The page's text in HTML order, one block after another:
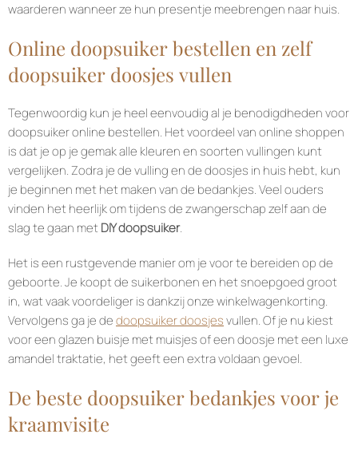
waarderen wanneer ze hun presentje meebrengen naar huis.
Online doopsuiker bestellen en zelf
doopsuiker doosjes vullen
Tegenwoordig kun je heel eenvoudig al je benodigdheden voor
doopsuiker online bestellen. Het voordeel van online shoppen
is dat je op je gemak alle kleuren en soorten vullingen kunt
vergelijken. Zodra je de vulling en de doosjes in huis hebt, kun
je beginnen met het maken van de bedankjes. Veel ouders
vinden het heerlijk om tijdens de zwangerschap zelf aan de
slag te gaan met DIY doopsuiker.
Het is een rustgevende manier om je voor te bereiden op de
geboorte. Je koopt de suikerbonen en het snoepgoed groot
in, wat vaak voordeliger is dankzij onze winkelwagenkorting.
Vervolgens ga je dedoopsuiker doosjesvullen. Of je nu kiest
voor een glazen buisje met muisjes of een doosje met een luxe
amandel traktatie, het geeft een extra voldaan gevoel.
De beste doopsuiker bedankjes voor je
kraamvisite